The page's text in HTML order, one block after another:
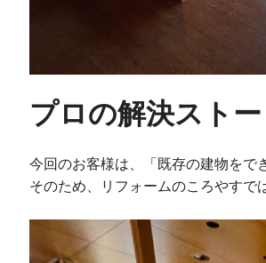
プロの解決スト
今回のお客様は、「既存の建物をで
そのため、リフォームのころやすで